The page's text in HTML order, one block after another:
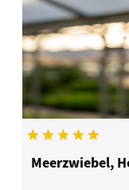
Meerzwiebel,